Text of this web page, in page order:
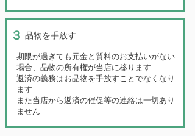
３ 品物を手放す
期限が過ぎても元金と質料のお支払いがない
場合、品物の所有権が当店に移ります
返済の義務はお品物を手放すことでなくなり
ます
また当店から返済の催促等の連絡は一切あり
ません